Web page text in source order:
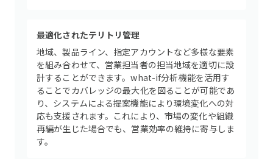
最適化されたテリトリ管理
地域、製品ライン、指定アカウントなど多様な要素
を組み合わせて、営業担当者の担当地域を適切に設
計することができます。what-if分析機能を活用す
ることでカバレッジの最大化を図ることが可能であ
り、システムによる提案機能により環境変化への対
応も支援されます。これにより、市場の変化や組織
再編が生じた場合でも、営業効率の維持に寄与しま
す。